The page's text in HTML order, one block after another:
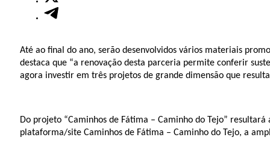
Até ao final do ano, serão desenvolvidos vários materiais
destaca que “a renovação desta parceria permite conferir
agora investir em três projetos de grande dimensão que
Do projeto “Caminhos de Fátima – Caminho do Tejo”
plataforma/site Caminhos de Fátima – Caminho do Tejo, a